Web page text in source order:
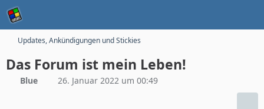
Updates, Ankündigungen und Stickies
Das Forum ist mein Leben!
Blue 26. Januar 2022 um 00:49